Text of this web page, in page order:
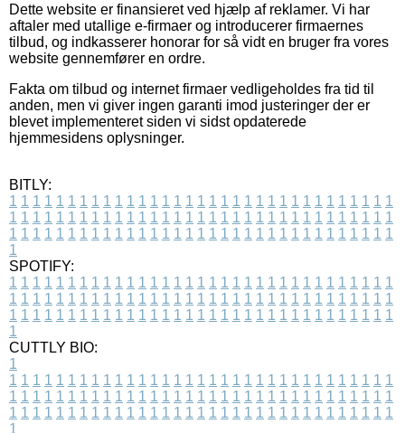
Dette website er finansieret ved hjælp af reklamer. Vi har
aftaler med utallige e-firmaer og introducerer firmaernes
tilbud, og indkasserer honorar for så vidt en bruger fra vores
website gennemfører en ordre.
Fakta om tilbud og internet firmaer vedligeholdes fra tid til
anden, men vi giver ingen garanti imod justeringer der er
blevet implementeret siden vi sidst opdaterede
hjemmesidens oplysninger.
BITLY:
1 1 1 1 1 1 1 1 1 1 1 1 1 1 1 1 1 1 1 1 1 1 1 1 1 1 1 1 1 1 1 1 1
1 1 1 1 1 1 1 1 1 1 1 1 1 1 1 1 1 1 1 1 1 1 1 1 1 1 1 1 1 1 1 1 1
1 1 1 1 1 1 1 1 1 1 1 1 1 1 1 1 1 1 1 1 1 1 1 1 1 1 1 1 1 1 1 1 1
1
SPOTIFY:
1 1 1 1 1 1 1 1 1 1 1 1 1 1 1 1 1 1 1 1 1 1 1 1 1 1 1 1 1 1 1 1 1
1 1 1 1 1 1 1 1 1 1 1 1 1 1 1 1 1 1 1 1 1 1 1 1 1 1 1 1 1 1 1 1 1
1 1 1 1 1 1 1 1 1 1 1 1 1 1 1 1 1 1 1 1 1 1 1 1 1 1 1 1 1 1 1 1 1
1
CUTTLY BIO:
1
1 1 1 1 1 1 1 1 1 1 1 1 1 1 1 1 1 1 1 1 1 1 1 1 1 1 1 1 1 1 1 1 1
1 1 1 1 1 1 1 1 1 1 1 1 1 1 1 1 1 1 1 1 1 1 1 1 1 1 1 1 1 1 1 1 1
1 1 1 1 1 1 1 1 1 1 1 1 1 1 1 1 1 1 1 1 1 1 1 1 1 1 1 1 1 1 1 1 1
1